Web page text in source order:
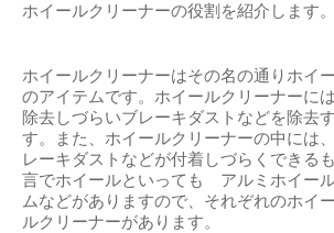
ホイールクリーナーの役割を紹介します。
ホイールクリーナーはその名の通りホイ
のアイテムです。ホイールクリーナーに
除去しづらいブレーキダストなどを除去
す。また、ホイールクリーナーの中には
レーキダストなどが付着しづらくできる
言でホイールといっても アルミホイー
ムなどがありますので、それぞれのホイ
ルクリーナーがあります。